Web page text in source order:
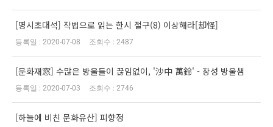
[명시초대석] 작법으로 읽는 한시 절구(8) 이상해라[却怪]
2020-07-08 2487
[문화재窓] 수많은 방울들이 끊임없이, '沙中 萬鈴' - 장성 방울샘
2020-07-03 2746
[하늘에 비친 문화유산] 피향정